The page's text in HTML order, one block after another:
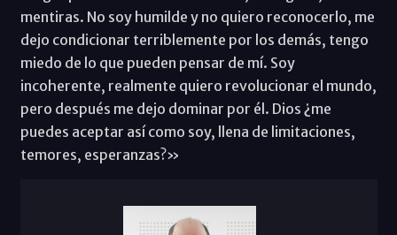
mentiras. No soy humilde y no quiero reconocerlo, me
dejo condicionar terriblemente por los demás, tengo
miedo de lo que pueden pensar de mí. Soy
incoherente, realmente quiero revolucionar el mundo,
pero después me dejo dominar por él. Dios ¿me
puedes aceptar así como soy, llena de limitaciones,
temores, esperanzas?»